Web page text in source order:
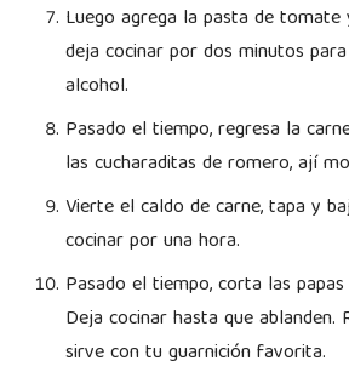
Luego agrega la pasta de
deja cocinar por dos minutos
alcohol.
Pasado el tiempo, regresa la
las cucharaditas de romero, ají
Vierte el caldo de carne, tapa y
cocinar por una hora.
Pasado el tiempo, corta las papas
Deja cocinar hasta que
sirve con tu guarnición favorita.